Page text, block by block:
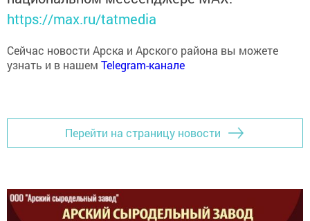
Сейчас новости Арска и Арского района вы можете
узнать и в нашемTelegram-канале